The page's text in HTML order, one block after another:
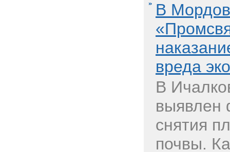
В
вреда
В
выявлен
снятия
почвы.